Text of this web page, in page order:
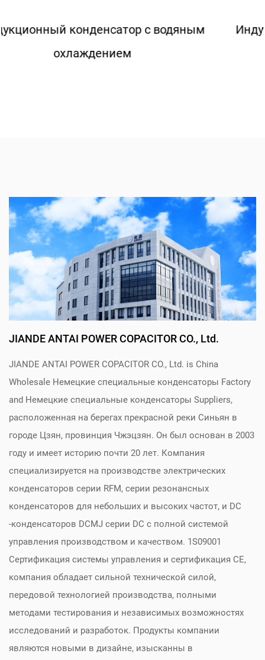
Индукционный конденсатор с
охлаждением
JIANDE ANTAI POWER COPACITOR CO., Ltd.
JIANDE ANTAI POWER COPACITOR CO., Ltd. is China
Wholesale Немецкие специальные конденсаторы Factory
and Немецкие специальные конденсаторы Suppliers,
расположенная на берегах прекрасной реки Синьян в
городе Цзян, провинция Чжэцзян. Он был основан в 2003
году и имеет историю почти 20 лет. Компания
специализируется на производстве электрических
конденсаторов серии RFM, серии резонансных
конденсаторов для небольших и высоких частот, и DC
-конденсаторов DCMJ серии DC с полной системой
управления производством и качеством. 1S09001
Сертификация системы управления и сертификация CE,
компания обладает сильной технической силой,
передовой технологией производства, полными
методами тестирования и независимых возможностях
исследований и разработок. Продукты компании
являются новыми в дизайне, изысканны в